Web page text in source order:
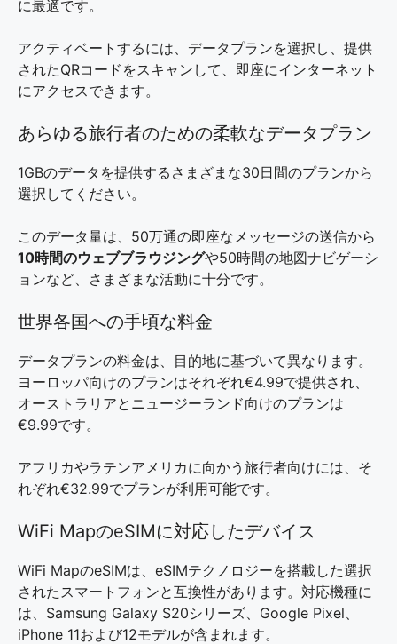
に最適です。
アクティベートするには、データプランを選択し、提供
されたQRコードをスキャンして、即座にインターネット
にアクセスできます。
あらゆる旅行者のための柔軟なデータプラン
1GBのデータを提供するさまざまな30日間のプランから
選択してください。
このデータ量は、50万通の即座なメッセージの送信から
10時間のウェブブラウジングや50時間の地図ナビゲーシ
ョンなど、さまざまな活動に十分です。
世界各国への手頃な料金
データプランの料金は、目的地に基づいて異なります。
ヨーロッパ向けのプランはそれぞれ€4.99で提供され、
オーストラリアとニュージーランド向けのプランは
€9.99です。
アフリカやラテンアメリカに向かう旅行者向けには、そ
れぞれ€32.99でプランが利用可能です。
WiFi MapのeSIMに対応したデバイス
WiFi MapのeSIMは、eSIMテクノロジーを搭載した選択
されたスマートフォンと互換性があります。対応機種に
は、Samsung Galaxy S20シリーズ、Google Pixel、
iPhone 11および12モデルが含まれます。